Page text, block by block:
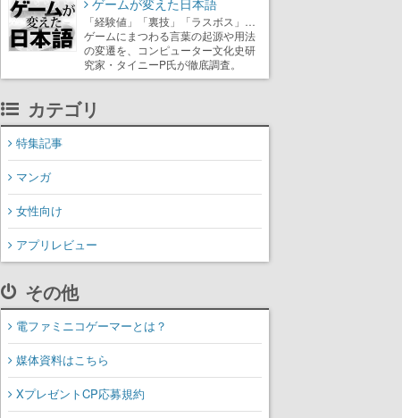
ゲームが変えた日本語
「経験値」「裏技」「ラスボス」…
ゲームにまつわる言葉の起源や用法
の変遷を、コンピューター文化史研
究家・タイニーP氏が徹底調査。
カテゴリ
特集記事
マンガ
女性向け
アプリレビュー
その他
電ファミニコゲーマーとは？
媒体資料はこちら
XプレゼントCP応募規約